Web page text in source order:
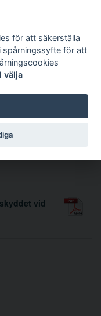
Sök
vid
för att säkerställa
spårningssyfte för att
välja